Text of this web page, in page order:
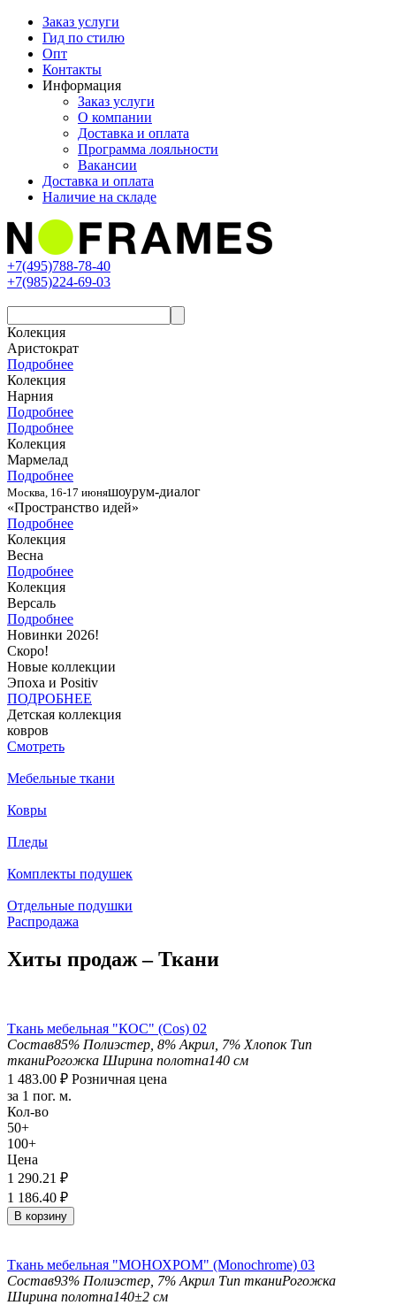
Заказ услуги
Гид по стилю
Опт
Контакты
Информация
Заказ услуги
О компании
Доставка и оплата
Программа лояльности
Вакансии
Доставка и оплата
Наличие на складе
+7(495)788-78-40
+7(985)224-69-03
Колекция
Аристократ
Подробнее
Колекция
Нарния
Подробнее
Подробнее
Колекция
Мармелад
Подробнее
Москва, 16-17 июняшоурум-диалог
«Пространство идей»
Подробнее
Колекция
Весна
Подробнее
Колекция
Версаль
Подробнее
Новинки 2026!
Скоро!
Новые коллекции
Эпоха и Positiv
ПОДРОБНЕЕ
Детская коллекция
ковров
Смотреть
Мебельные ткани
Ковры
Пледы
Комплекты подушек
Отдельные подушки
Распродажа
Хиты продаж – Ткани
Ткань мебельная "КОС" (Cos) 02
Состав85% Полиэстер, 8% Акрил, 7% Хлопок Тип
тканиРогожка Ширина полотна140 см
1 483.00 ₽ Розничная цена
за 1 пог. м.
Кол-во
50+
100+
Цена
1 290.21 ₽
1 186.40 ₽
В корзину
Ткань мебельная "МОНОХРОМ" (Monochrome) 03
Состав93% Полиэстер, 7% Акрил Тип тканиРогожка
Ширина полотна140±2 см